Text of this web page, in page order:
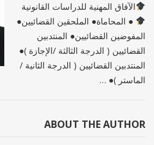
الآفاق المهنية للدراسات القانونية
● المحاماة● الملحقين القضائيين●
المفوضين القضائيين● المنتدبين
القضائيين ( الدرجة الثالثة /الإجازة )●
المنتدبين القضائيين ( الدرجة الثانية /
الماستر )● …
ABOUT THE AUTHOR